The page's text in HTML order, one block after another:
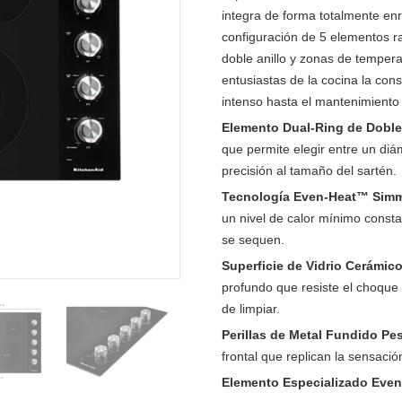
integra de forma totalmente
configuración de 5 elementos
doble anillo y zonas de
entusiastas de la cocina la
intenso hasta el
Elemento Dual-Ring de
que permite elegir entre un
precisión al tamaño del sartén.
Tecnología Even-Heat™
un nivel de calor mínimo
se sequen.
Superficie de Vidrio
profundo que resiste el
de limpiar.
Perillas de Metal Fundido
frontal que replican la
Elemento Especializado